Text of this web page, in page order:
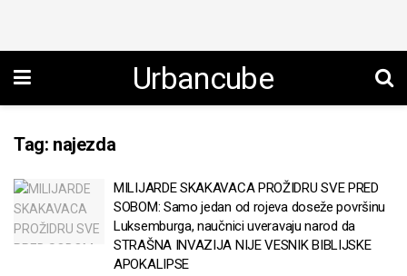
Urbancube
Tag: najezda
MILIJARDE SKAKAVACA PROŽIDRU SVE PRED
SOBOM: Samo jedan od rojeva doseže površinu
Luksemburga, naučnici uveravaju narod da
STRAŠNA INVAZIJA NIJE VESNIK BIBLIJSKE
APOKALIPSE